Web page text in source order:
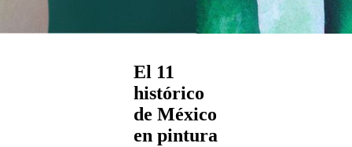
El 11
histórico
de México
en pintura